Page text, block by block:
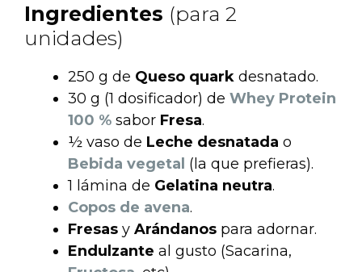
Ingredientes (para 2
unidades)
250 g de Queso quark desnatado.
30 g (1 dosificador) de Whey Protein
100 % sabor Fresa.
½ vaso de Leche desnatada o
Bebida vegetal (la que prefieras).
1 lámina de Gelatina neutra.
Copos de avena.
Fresas y Arándanos para adornar.
Endulzante al gusto (Sacarina,